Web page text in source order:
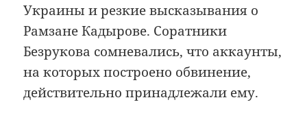
Украины и резкие высказывания о
Рамзане Кадырове. Соратники
Безрукова сомневались, что аккаунты,
на которых построено обвинение,
действительно принадлежали ему.